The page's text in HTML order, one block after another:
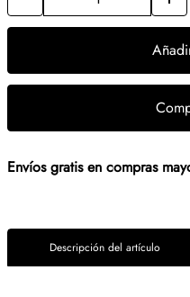
Envíos gratis en compras
Descripción del artículo